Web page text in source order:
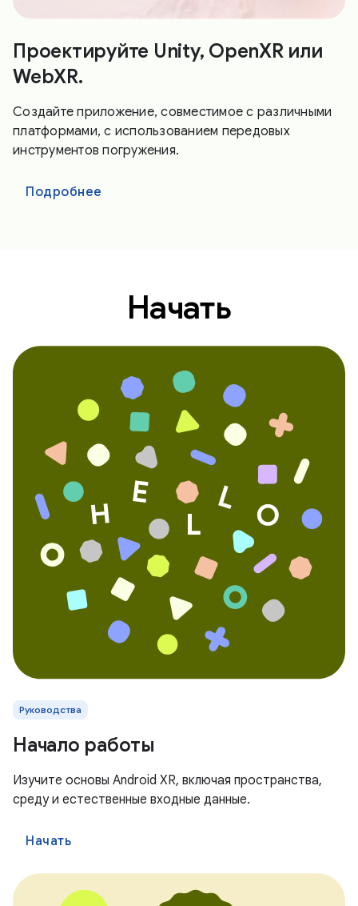
Проектируйте Unity, OpenXR или
WebXR.
Создайте приложение, совместимое с различными
платформами, с использованием передовых
инструментов погружения.
Подробнее
Начать
Руководства
Начало работы
Изучите основы Android XR, включая пространства,
среду и естественные входные данные.
Начать